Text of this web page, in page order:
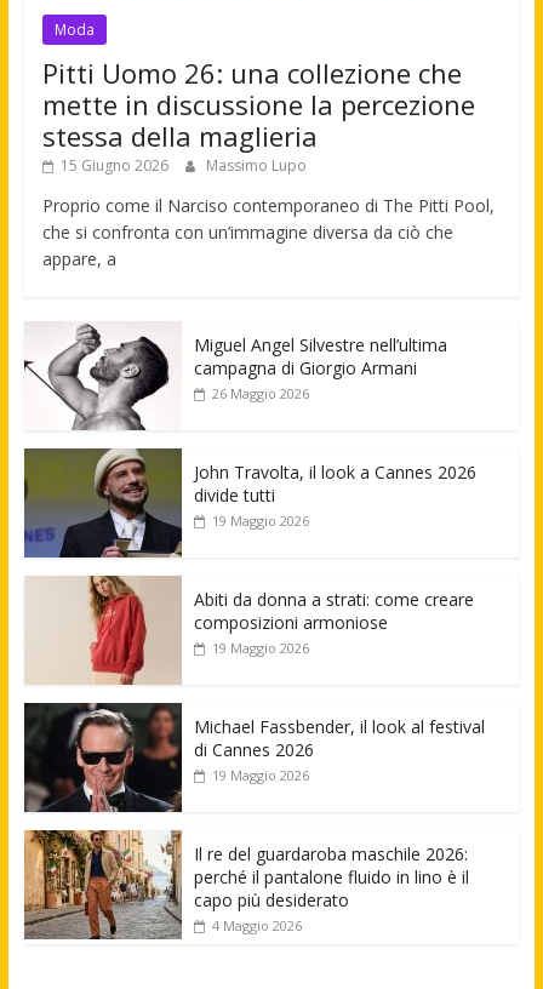
Moda
Pitti Uomo 26: una collezione che
mette in discussione la percezione
stessa della maglieria
15 Giugno 2026 Massimo Lupo
Proprio come il Narciso contemporaneo di The Pitti Pool,
che si confronta con un’immagine diversa da ciò che
appare, a
Miguel Angel Silvestre nell’ultima
campagna di Giorgio Armani
26 Maggio 2026
John Travolta, il look a Cannes 2026
divide tutti
19 Maggio 2026
Abiti da donna a strati: come creare
composizioni armoniose
19 Maggio 2026
Michael Fassbender, il look al festival
di Cannes 2026
19 Maggio 2026
Il re del guardaroba maschile 2026:
perché il pantalone fluido in lino è il
capo più desiderato
4 Maggio 2026